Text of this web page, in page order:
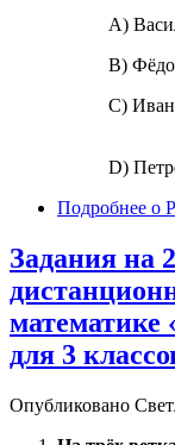
А)
B)
C) Иван
D)
Подробнее о
Задания на
математике
для 3
Опубликовано